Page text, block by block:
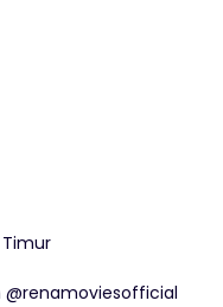
Timur
@renamoviesofficial